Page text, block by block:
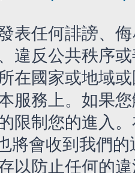
表任何誹謗、
違反公共秩序
在國家或地域
服務上。如果
限制您的進入
將會收到我們
以防止任何的